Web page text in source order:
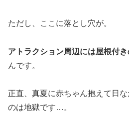
ただし、ここに落とし穴が。
アトラクション周辺には屋根付
んです。
正直、真夏に赤ちゃん抱えて日
のは地獄です…。